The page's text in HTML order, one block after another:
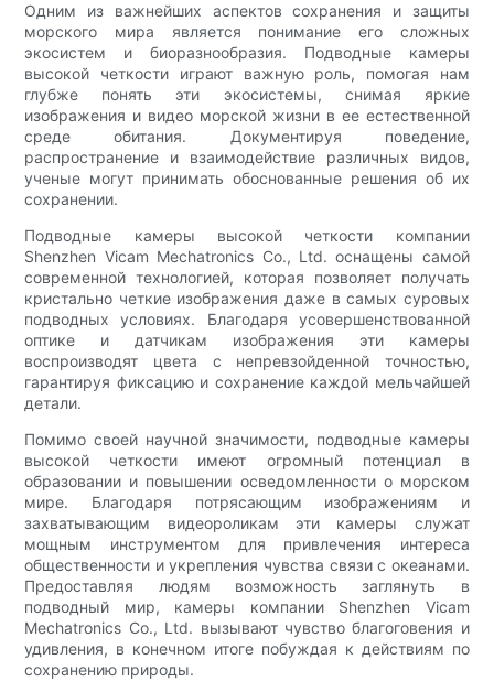
Одним из важнейших аспектов сохранения и защиты
морского мира является понимание его сложных
экосистем и биоразнообразия. Подводные камеры
высокой четкости играют важную роль, помогая нам
глубже понять эти экосистемы, снимая яркие
изображения и видео морской жизни в ее естественной
среде обитания. Документируя поведение,
распространение и взаимодействие различных видов,
ученые могут принимать обоснованные решения об их
сохранении.
Подводные камеры высокой четкости компании
Shenzhen Vicam Mechatronics Co., Ltd. оснащены самой
современной технологией, которая позволяет получать
кристально четкие изображения даже в самых суровых
подводных условиях. Благодаря усовершенствованной
оптике и датчикам изображения эти камеры
воспроизводят цвета с непревзойденной точностью,
гарантируя фиксацию и сохранение каждой мельчайшей
детали.
Помимо своей научной значимости, подводные камеры
высокой четкости имеют огромный потенциал в
образовании и повышении осведомленности о морском
мире. Благодаря потрясающим изображениям и
захватывающим видеороликам эти камеры служат
мощным инструментом для привлечения интереса
общественности и укрепления чувства связи с океанами.
Предоставляя людям возможность заглянуть в
подводный мир, камеры компании Shenzhen Vicam
Mechatronics Co., Ltd. вызывают чувство благоговения и
удивления, в конечном итоге побуждая к действиям по
сохранению природы.